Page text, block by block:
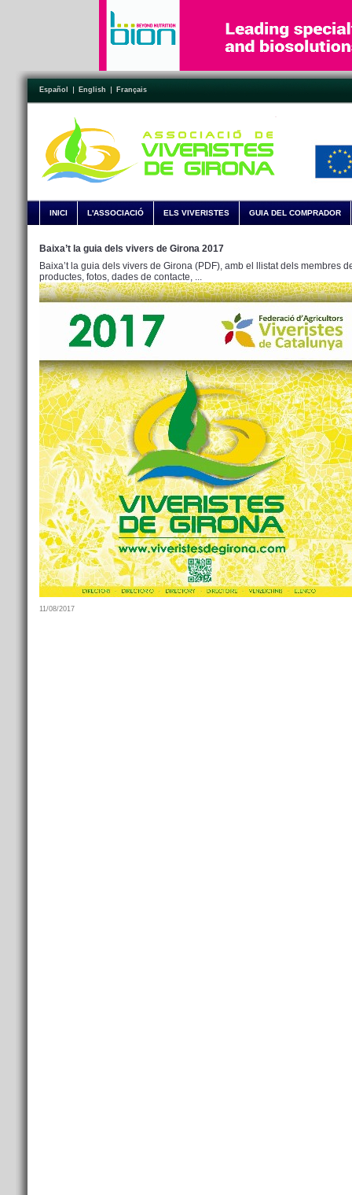
Español English Français
INICI L'ASSOCIACIÓ ELS VIVERISTES GUIA DEL COMPRADOR
Baixa’t la guia dels vivers de Girona 2017
Baixa’t la guia dels vivers de Girona (PDF), amb el llistat dels membres
productes, fotos, dades de contacte, ...
11/08/2017